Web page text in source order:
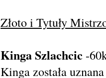
Złoto i Tytuły
Kinga Szlachcic -
Kinga została